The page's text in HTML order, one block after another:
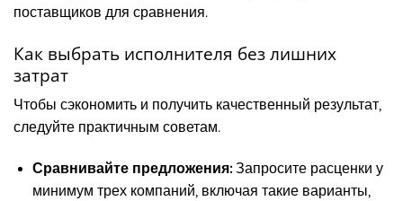
поставщиков для сравнения.
Как выбрать исполнителя без лишних
затрат
Чтобы сэкономить и получить качественный результат,
следуйте практичным советам.
Сравнивайте предложения:Запросите расценки у
минимум трех компаний, включая такие варианты,